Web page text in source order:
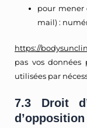
pour mener
mail) :
https://
pas vos
utilisées par
7.3 Droit
d’opposition